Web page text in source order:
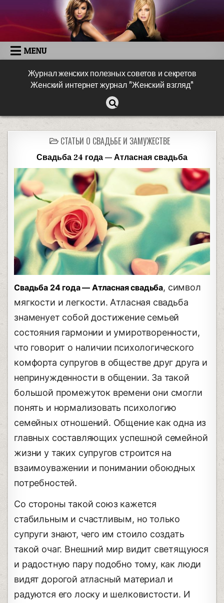
MENU
Журнал женских полезных советов и секретов
Женский интернет журнал "Женский взгляд"
СТАТЬИ О СВАДЬБЕ И ЗАМУЖЕСТВЕ
Свадьба 24 года — Атласная свадьба
Свадьба 24 года — Атласная свадьба, символ
мягкости и легкости. Атласная свадьба
знаменует собой достижение семьей
состояния гармонии и умиротворенности,
что говорит о наличии психологического
комфорта супругов в обществе друг друга и
непринужденности в общении. За такой
большой промежуток времени они смогли
понять и нормализовать психологию
семейных отношений. Общение как одна из
главных составляющих успешной семейной
жизни у таких супругов строится на
взаимоуважении и понимании обоюдных
потребностей.
Со стороны такой союз кажется
стабильным и счастливым, но только
супруги знают, чего им стоило создать
такой очаг. Внешний мир видит светящуюся
и радостную пару подобно тому, как люди
видят дорогой атласный материал и
радуются его лоску и шелковистости. И